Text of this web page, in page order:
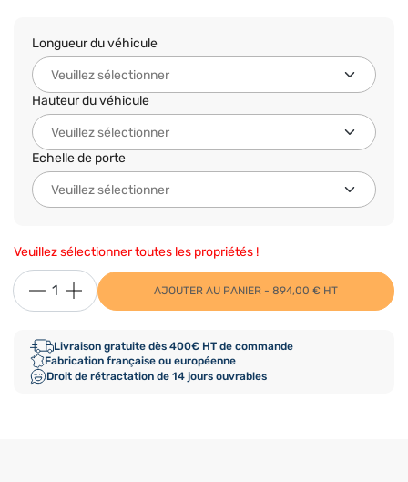
Longueur du véhicule
Hauteur du véhicule
Echelle de porte
Veuillez sélectionner toutes les propriétés !
AJOUTER AU PANIER - 894,00 € HT
Livraison gratuite dès 400€ HT de commande
Fabrication française ou européenne
Droit de rétractation de 14 jours ouvrables